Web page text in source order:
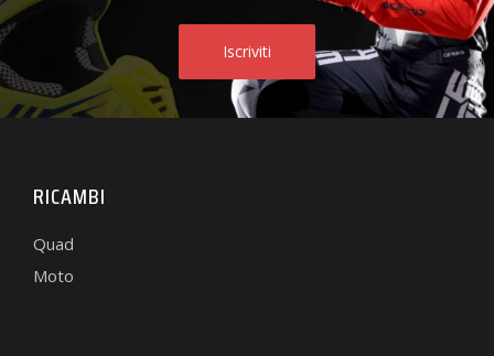
RICAMBI
Quad
Moto